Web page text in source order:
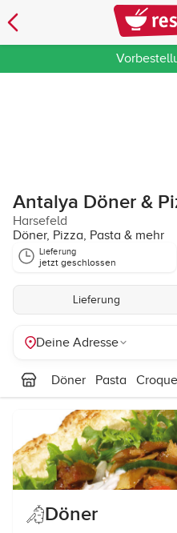
Antalya Döner &
Harsefeld
Döner, Pizza, Pasta & mehr
Lieferung
jetzt geschlossen
Lieferung
Deine Adresse
Döner Pasta
Döner